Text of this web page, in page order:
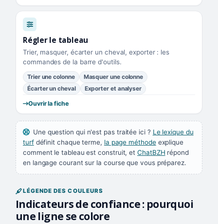
Régler le tableau
Trier, masquer, écarter un cheval, exporter : les
commandes de la barre d'outils.
Trier une colonne
Masquer une colonne
Écarter un cheval
Exporter et analyser
Ouvrir la fiche
Une question qui n'est pas traitée ici ? Le lexique du
turfdéfinit chaque terme, la page méthodeexplique
comment le tableau est construit, etChatBZH répond
en langage courant sur la course que vous préparez.
LÉGENDE DES COULEURS
Indicateurs de confiance : pourquoi
une ligne se colore